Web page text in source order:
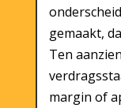
gemaakt,
Ten
margin of